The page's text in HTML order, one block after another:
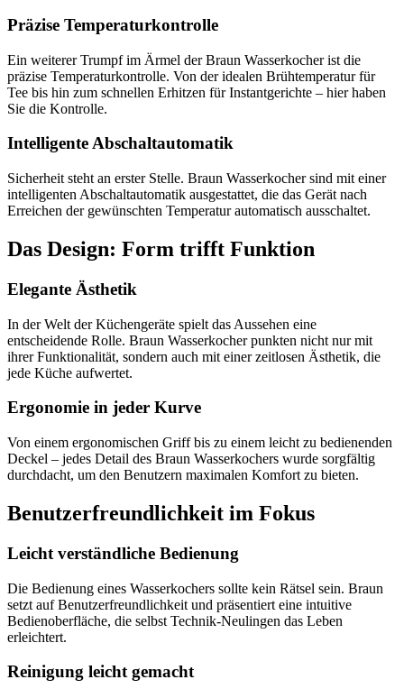
Präzise Temperaturkontrolle
Ein weiterer Trumpf im Ärmel der Braun Wasserkocher ist die
präzise Temperaturkontrolle. Von der idealen Brühtemperatur für
Tee bis hin zum schnellen Erhitzen für Instantgerichte – hier haben
Sie die Kontrolle.
Intelligente Abschaltautomatik
Sicherheit steht an erster Stelle. Braun Wasserkocher sind mit einer
intelligenten Abschaltautomatik ausgestattet, die das Gerät nach
Erreichen der gewünschten Temperatur automatisch ausschaltet.
Das Design: Form trifft Funktion
Elegante Ästhetik
In der Welt der Küchengeräte spielt das Aussehen eine
entscheidende Rolle. Braun Wasserkocher punkten nicht nur mit
ihrer Funktionalität, sondern auch mit einer zeitlosen Ästhetik, die
jede Küche aufwertet.
Ergonomie in jeder Kurve
Von einem ergonomischen Griff bis zu einem leicht zu bedienenden
Deckel – jedes Detail des Braun Wasserkochers wurde sorgfältig
durchdacht, um den Benutzern maximalen Komfort zu bieten.
Benutzerfreundlichkeit im Fokus
Leicht verständliche Bedienung
Die Bedienung eines Wasserkochers sollte kein Rätsel sein. Braun
setzt auf Benutzerfreundlichkeit und präsentiert eine intuitive
Bedienoberfläche, die selbst Technik-Neulingen das Leben
erleichtert.
Reinigung leicht gemacht